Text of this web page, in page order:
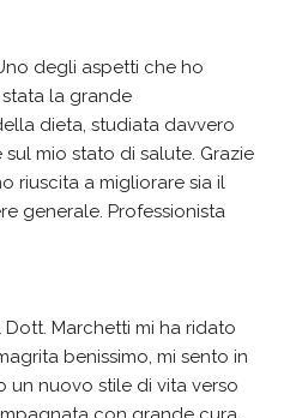
degli aspetti che ho
la grande
dieta, studiata davvero
mio stato di salute. Grazie
riuscita a migliorare sia il
generale. Professionista
Dott. Marchetti mi ha ridato
benissimo, mi sento in
un nuovo stile di vita verso